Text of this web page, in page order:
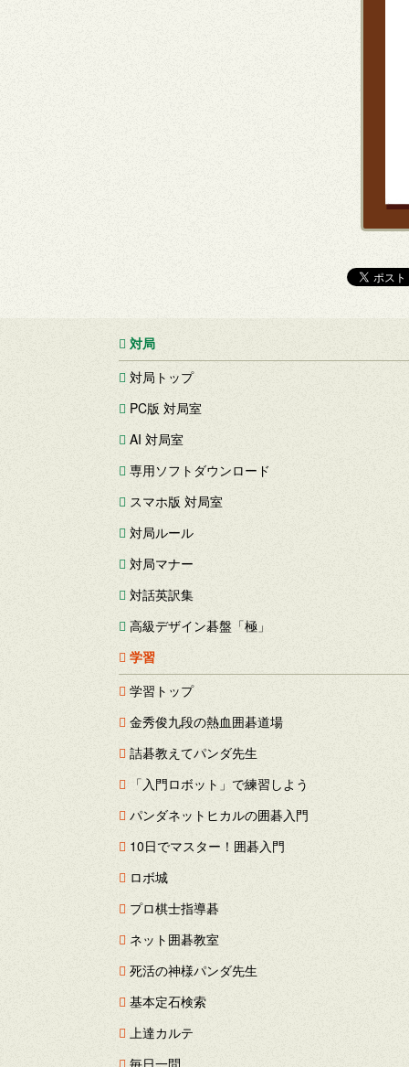
対局
対局トップ
PC版 対局室
AI 対局室
専用ソフトダウンロード
スマホ版 対局室
対局ルール
対局マナー
対話英訳集
高級デザイン碁盤「極」
学習
学習トップ
金秀俊九段の熱血囲碁道場
詰碁教えてパンダ先生
「入門ロボット」で練習しよう
パンダネットヒカルの囲碁入門
10日でマスター！囲碁入門
ロボ城
プロ棋士指導碁
ネット囲碁教室
死活の神様パンダ先生
基本定石検索
上達カルテ